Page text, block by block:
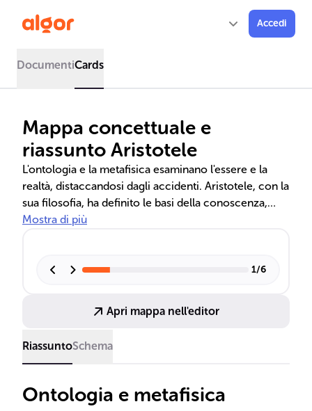
Accedi
DocumentiCards
Mappa concettuale e
riassunto Aristotele
L'ontologia e la metafisica esaminano l'essere e la
realtà, distaccandosi dagli accidenti. Aristotele, con la
sua filosofia, ha definito le basi della conoscenza,
della logica, dell'etica e della politica, influenzando
concezione di Dio come atto puro sono
Mostra di più
1/6
Apri mappa nell'editor
RiassuntoSchema
Ontologia e metafisica